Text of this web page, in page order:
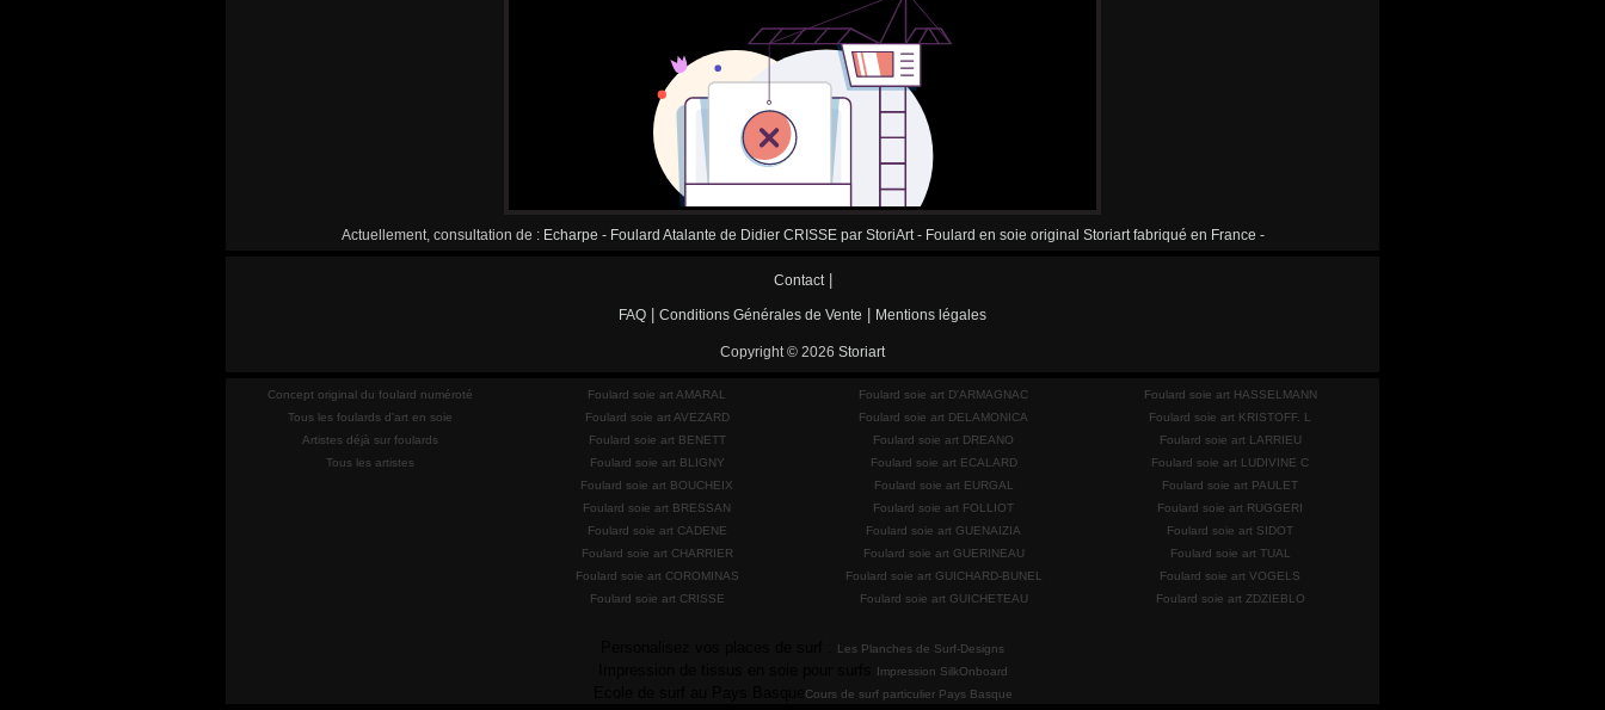
Actuellement, consultation de : Echarpe - Foulard Atalante de Didier CRISSE par StoriArt - Foulard en soie original Storiart fabriqué en France -
Contact|
FAQ Conditions Générales de Vente Mentions légales
Copyright © 2026 Storiart
Concept original du foulard numéroté
Tous les foulards d'art en soie
Artistes déjà sur foulards
Tous les artistes
Foulard soie art AMARAL
Foulard soie art AVEZARD
Foulard soie art BENETT
Foulard soie art BLIGNY
Foulard soie art BOUCHEIX
Foulard soie art BRESSAN
Foulard soie art CADENE
Foulard soie art CHARRIER
Foulard soie art COROMINAS
Foulard soie art CRISSE
Foulard soie art D'ARMAGNAC
Foulard soie art DELAMONICA
Foulard soie art DREANO
Foulard soie art ECALARD
Foulard soie art EURGAL
Foulard soie art FOLLIOT
Foulard soie art GUENAIZIA
Foulard soie art GUERINEAU
Foulard soie art GUICHARD-BUNEL
Foulard soie art GUICHETEAU
Foulard soie art HASSELMANN
Foulard soie art KRISTOFF. L
Foulard soie art LARRIEU
Foulard soie art LUDIVINE C
Foulard soie art PAULET
Foulard soie art RUGGERI
Foulard soie art SIDOT
Foulard soie art TUAL
Foulard soie art VOGELS
Foulard soie art ZDZIEBLO
Les Planches de Surf-Designs
Impression SilkOnboard
Cours de surf particulier Pays Basque